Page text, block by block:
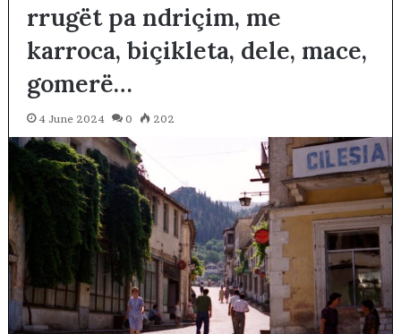
rrugët pa ndriçim, me
karroca, biçikleta, dele, mace,
gomerë…
4 June 2024 0 202